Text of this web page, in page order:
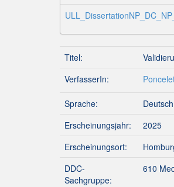
Titel:
VerfasserIn:
Sprache:
Deutsch
Erscheinungsjahr:
2025
Erscheinungsort:
DDC-
Sachgruppe:
610